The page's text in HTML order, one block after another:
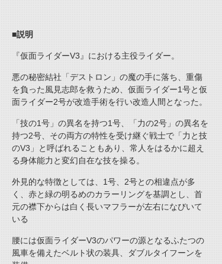
■説明
『仮面ライダーV3』における主役ライダー。
悪の秘密結社「デストロン」の魔の手に落ち、重傷
を負った風見志郎を救うため、仮面ライダー1号と仮
面ライダー2号が改造手術を行い改造人間となった。
「技の1号」の異名を持つ1号、「力の2号」の異名を
持つ2号、その両方の特性を受け継ぐ戦士で「力と技
のV3」と呼ばれることもあり、常人をはるかに超え
る身体能力と変幻自在な技を操る。
外見的な特徴としては、1号、2号との相違点が多
く、赤と緑の明るめのカラーリングを基調とし、首
元の襟下からは白く長いマフラーが左右になびいて
いる
腰には仮面ライダーV3のパワーの源となるふたつの
風車を備えたベルト状の装具、ダブルタイフーンを